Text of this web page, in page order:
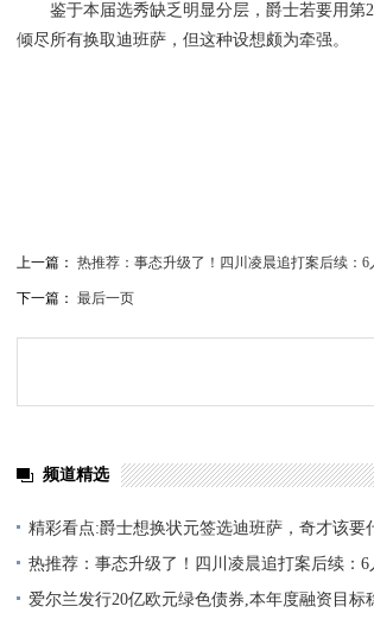
鉴于本届选秀缺乏明显分层，爵士若要用
倾尽所有换取迪班萨，但这种设想颇为牵强。
上一篇： 热推荐：事态升级了！四川凌晨追打案后续：
下一篇： 最后一页
频道精选
精彩看点:爵士想换状元签选迪班萨，奇才该要
热推荐：事态升级了！四川凌晨追打案后续：6
女子袭警细节被扒
爱尔兰发行20亿欧元绿色债券,本年度融资目标